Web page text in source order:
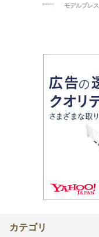
モデルプレス
カテゴリ